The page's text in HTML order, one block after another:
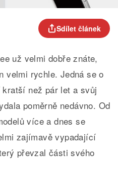
Sdílet článek
už velmi dobře znáte,
velmi rychle. Jedná se o
než pár let a svůj
poměrně nedávno. Od
více a dnes se
zajímavě vypadající
převzal části svého